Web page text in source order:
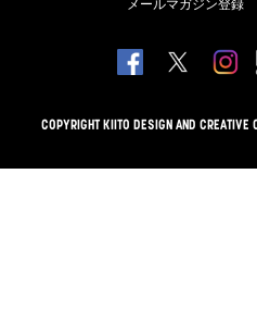
メールマガジン登録
COPYRIGHT KIITO DESIGN AND CREATIVE